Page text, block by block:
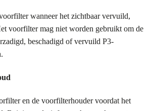
wanneer het zichtbaar vervuild,
voorfilter mag niet worden gebruikt om de
beschadigd of vervuild P3-
en de voorfilterhouder voordat het